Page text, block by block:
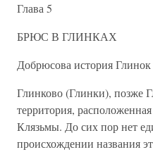
Глава 5
БРЮС В ГЛИНКАХ
Добрюсова история Глинок
Глинково (Глинки), позже
территория,
Клязьмы. До сих пор нет
происхождении названия